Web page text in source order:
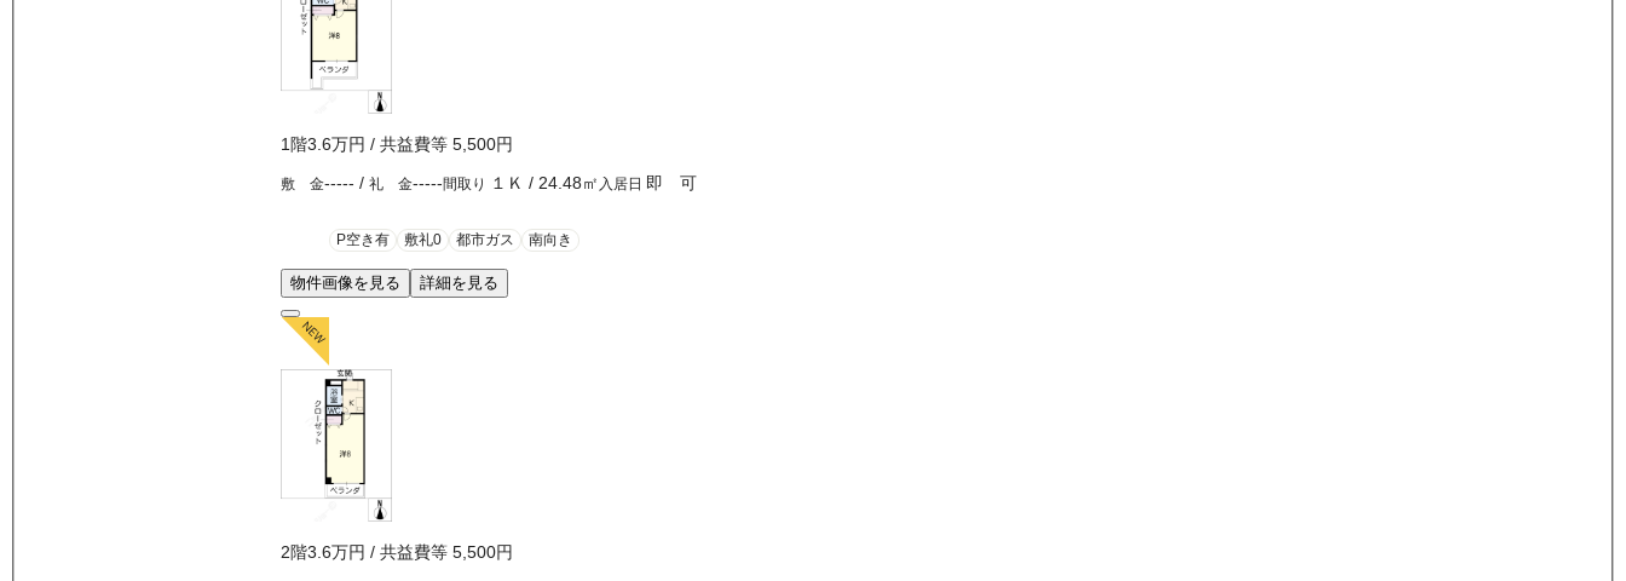
1階3.6万円 / 共益費等 5,500円
敷 金----- / 礼 金-----間取り １Ｋ / 24.48㎡ 入居日 即 可
P空き有 敷礼0 都市ガス 南向き
物件画像を見る 詳細を見る
2階3.6万円 / 共益費等 5,500円